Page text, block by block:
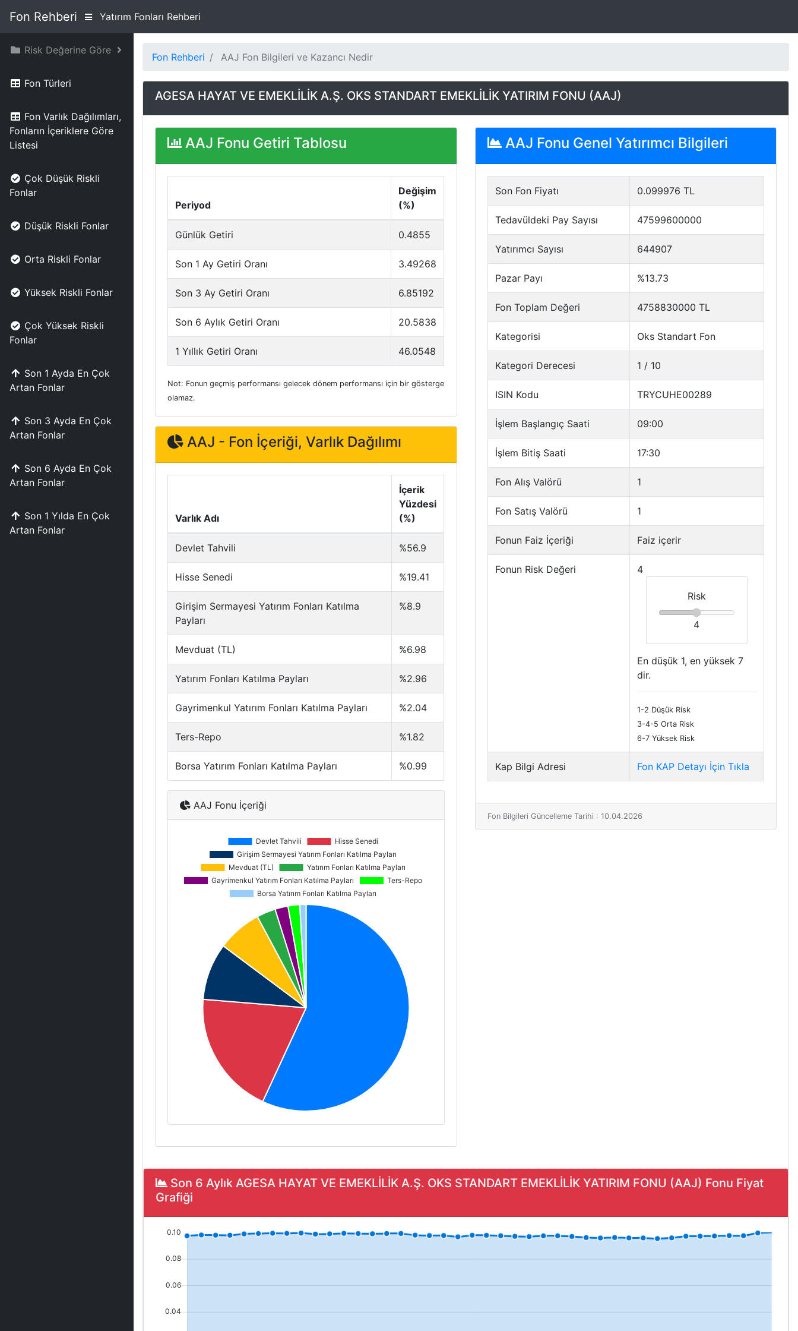
Fon Rehberi Yatırım Fonları Rehberi
Risk Değerine Göre
Fon Türleri
Fon Varlık Dağılımları,
Fonların İçeriklere Göre
Listesi
Çok Düşük Riskli
Fonlar
Düşük Riskli Fonlar
Orta Riskli Fonlar
Yüksek Riskli Fonlar
Çok Yüksek Riskli
Fonlar
Son 1 Ayda En Çok
Artan Fonlar
Son 3 Ayda En Çok
Artan Fonlar
Son 6 Ayda En Çok
Artan Fonlar
Son 1 Yılda En Çok
Artan Fonlar
Fon Rehberi AAJ Fon Bilgileri ve Kazancı Nedir
AGESA HAYAT VE EMEKLİLİK A.Ş. OKS STANDART EMEKLİLİK YATIRIM FONU (AAJ)
AAJ Fonu Getiri Tablosu
Periyod
Değişim
(%)
Günlük Getiri 0.4855
Son 1 Ay Getiri Oranı 3.49268
Son 3 Ay Getiri Oranı 6.85192
Son 6 Aylık Getiri Oranı 20.5838
1 Yıllık Getiri Oranı 46.0548
Not: Fonun geçmiş performansı gelecek dönem performansı için bir gösterge
olamaz.
AAJ - Fon İçeriği, Varlık Dağılımı
Varlık Adı
İçerik
Yüzdesi
(%)
Devlet Tahvili %56.9
Hisse Senedi %19.41
Girişim Sermayesi Yatırım Fonları Katılma
Payları
%8.9
Mevduat (TL) %6.98
Yatırım Fonları Katılma Payları %2.96
Gayrimenkul Yatırım Fonları Katılma Payları %2.04
Ters-Repo %1.82
Borsa Yatırım Fonları Katılma Payları %0.99
AAJ Fonu İçeriği
AAJ Fonu Genel Yatırımcı Bilgileri
Son Fon Fiyatı 0.099976 TL
Tedavüldeki Pay Sayısı 47599600000
Yatırımcı Sayısı 644907
Pazar Payı %13.73
Fon Toplam Değeri 4758830000 TL
Kategorisi Oks Standart Fon
Kategori Derecesi 1 / 10
ISIN Kodu TRYCUHE00289
İşlem Başlangıç Saati 09:00
İşlem Bitiş Saati 17:30
Fon Alış Valörü 1
Fon Satış Valörü 1
Fonun Faiz İçeriği Faiz içerir
Fonun Risk Değeri 4
Risk
4
En düşük 1, en yüksek 7
dir.
1-2 Düşük Risk
3-4-5 Orta Risk
6-7 Yüksek Risk
Kap Bilgi Adresi Fon KAP Detayı İçin Tıkla
Fon Bilgileri Güncelleme Tarihi : 10.04.2026
Son 6 Aylık AGESA HAYAT VE EMEKLİLİK A.Ş. OKS STANDART EMEKLİLİK YATIRIM FONU (AAJ) Fonu Fiyat
Grafiği